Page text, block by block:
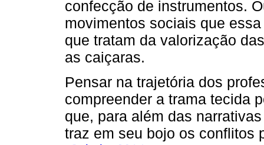
confecção de instrumentos.
movimentos sociais que
que tratam da valorização
as caiçaras.
Pensar na trajetória dos
compreender a trama tecida
que, para além das
traz em seu bojo os conflitos